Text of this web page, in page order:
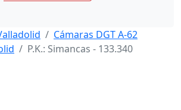
Cámaras DGT A-62
P.K.: Simancas - 133.340